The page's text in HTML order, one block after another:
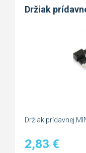
Držiak
Držiak prídavnej
2,83 €